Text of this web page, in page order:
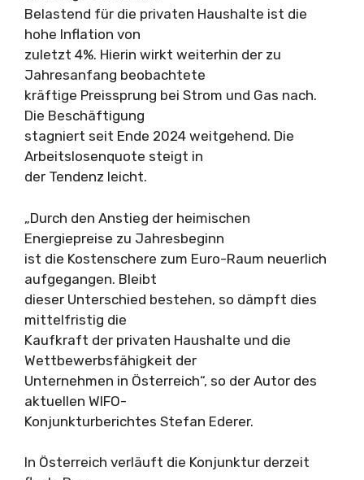
Belastend für die privaten Haushalte ist die
hohe Inflation von
zuletzt 4%. Hierin wirkt weiterhin der zu
Jahresanfang beobachtete
kräftige Preissprung bei Strom und Gas nach.
Die Beschäftigung
stagniert seit Ende 2024 weitgehend. Die
Arbeitslosenquote steigt in
der Tendenz leicht.
„Durch den Anstieg der heimischen
Energiepreise zu Jahresbeginn
ist die Kostenschere zum Euro-Raum neuerlich
aufgegangen. Bleibt
dieser Unterschied bestehen, so dämpft dies
mittelfristig die
Kaufkraft der privaten Haushalte und die
Wettbewerbsfähigkeit der
Unternehmen in Österreich“, so der Autor des
aktuellen WIFO-
Konjunkturberichtes Stefan Ederer.
In Österreich verläuft die Konjunktur derzeit